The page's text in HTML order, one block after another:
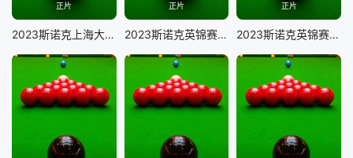
正片
2023斯诺克上海大师赛 马克·塞尔比VS贾德·特鲁姆普
正片
2023斯诺克英锦赛资格赛 乔·佩里VS马克·乔伊斯
正片
2023斯诺克英锦赛 汤姆·福德VS诺鹏·桑坎姆